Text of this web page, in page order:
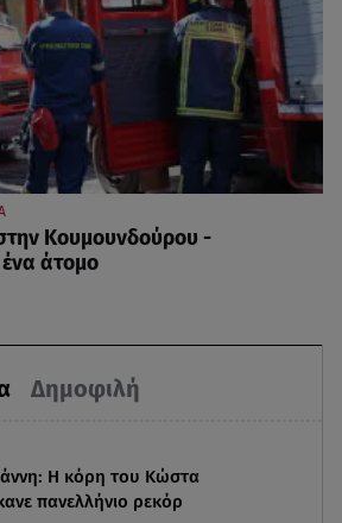
Δημοφιλή
Η κόρη του Κώστα
πανελλήνιο ρεκόρ
Κουμουνδούρου -
άτομο